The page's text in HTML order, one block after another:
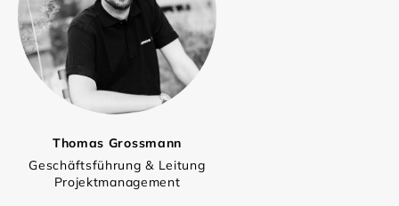
Thomas Grossmann
Geschäftsführung & Leitung
Projektmanagement